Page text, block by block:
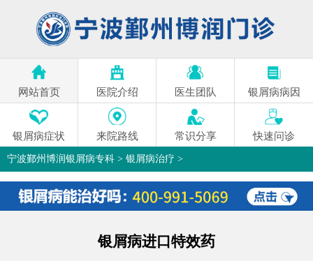
网站首页 医院介绍 医生团队 银屑病病因
银屑病症状 来院路线 常识分享 快速问诊
宁波鄞州博润银屑病专科 > 银屑病治疗 >
银屑病进口特效药